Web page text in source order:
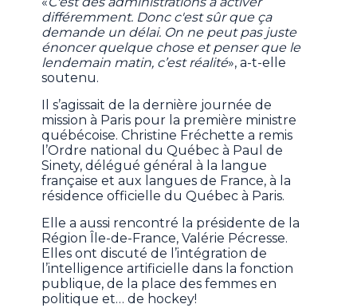
différemment. Donc c'est sûr que ça
demande un délai. On ne peut pas juste
énoncer quelque chose et penser que le
lendemain matin, c’est réalité», a-t-elle
soutenu.
Il s’agissait de la dernière journée de
mission à Paris pour la première ministre
québécoise. Christine Fréchette a remis
l’Ordre national du Québec à Paul de
Sinety, délégué général à la langue
française et aux langues de France, à la
résidence officielle du Québec à Paris.
Elle a aussi rencontré la présidente de la
Région Île-de-France, Valérie Pécresse.
Elles ont discuté de l’intégration de
l’intelligence artificielle dans la fonction
publique, de la place des femmes en
politique et… de hockey!